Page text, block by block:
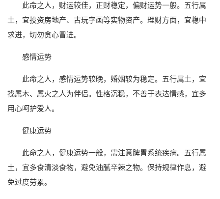
此命之人，财运较佳，正财稳定，偏财运势一般。五行属
土，宜投资房地产、古玩字画等实物资产。理财方面，宜稳中
求进，切勿贪心冒进。
感情运势
此命之人，感情运势较晚，婚姻较为稳定。五行属土，宜
找属木、属火之人为伴侣。性格沉稳，不善于表达情感，宜多
用心呵护爱人。
健康运势
此命之人，健康运势一般，需注意脾胃系统疾病。五行属
土，宜多食清淡食物，避免油腻辛辣之物。保持规律作息，避
免过度劳累。